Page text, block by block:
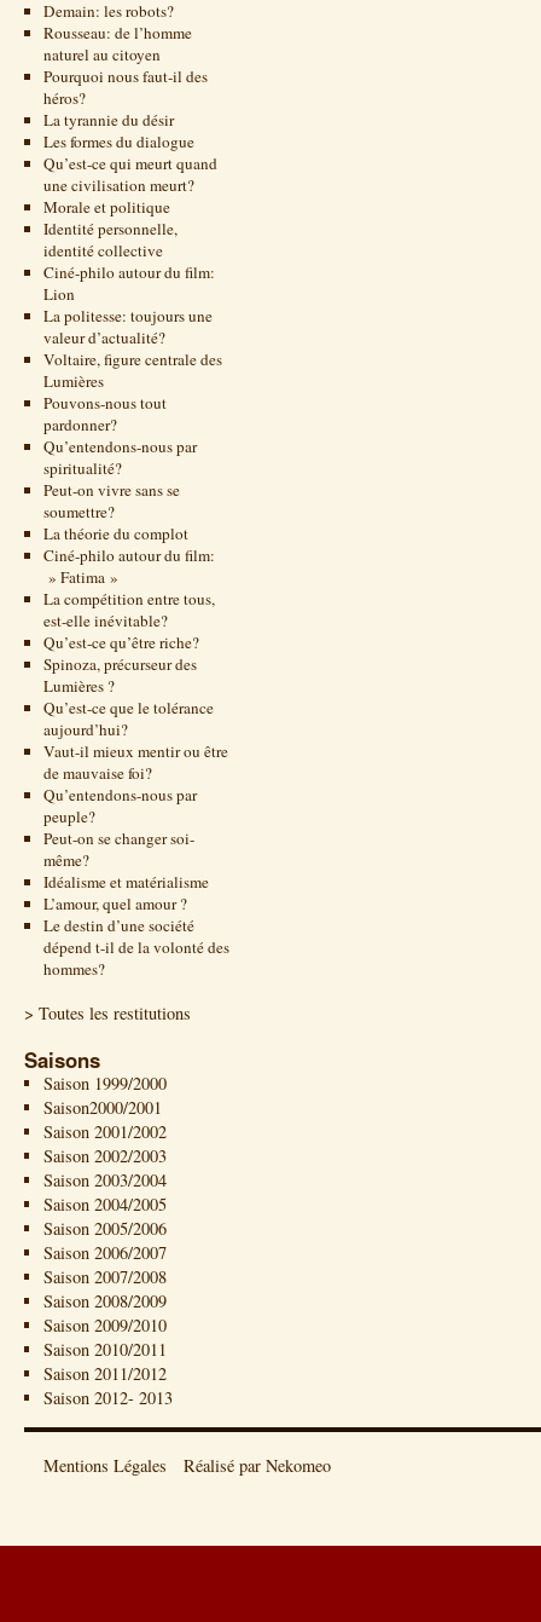
Demain: les robots?
Rousseau: de l’homme
naturel au citoyen
Pourquoi nous faut-il des
héros?
La tyrannie du désir
Les formes du dialogue
Qu’est-ce qui meurt quand
une civilisation meurt?
Morale et politique
Identité personnelle,
identité collective
Ciné-philo autour du film:
Lion
La politesse: toujours une
valeur d’actualité?
Voltaire, figure centrale des
Lumières
Pouvons-nous tout
pardonner?
Qu’entendons-nous par
spiritualité?
Peut-on vivre sans se
soumettre?
La théorie du complot
Ciné-philo autour du film:
» Fatima »
La compétition entre tous,
est-elle inévitable?
Qu’est-ce qu’être riche?
Spinoza, précurseur des
Lumières ?
Qu’est-ce que le tolérance
aujourd’hui?
Vaut-il mieux mentir ou être
de mauvaise foi?
Qu’entendons-nous par
peuple?
Peut-on se changer soi-
même?
Idéalisme et matérialisme
L’amour, quel amour ?
Le destin d’une société
dépend t-il de la volonté des
hommes?
> Toutes les restitutions
Saisons
Saison 1999/2000
Saison2000/2001
Saison 2001/2002
Saison 2002/2003
Saison 2003/2004
Saison 2004/2005
Saison 2005/2006
Saison 2006/2007
Saison 2007/2008
Saison 2008/2009
Saison 2009/2010
Saison 2010/2011
Saison 2011/2012
Saison 2012- 2013
Mentions Légales Réalisé par Nekomeo